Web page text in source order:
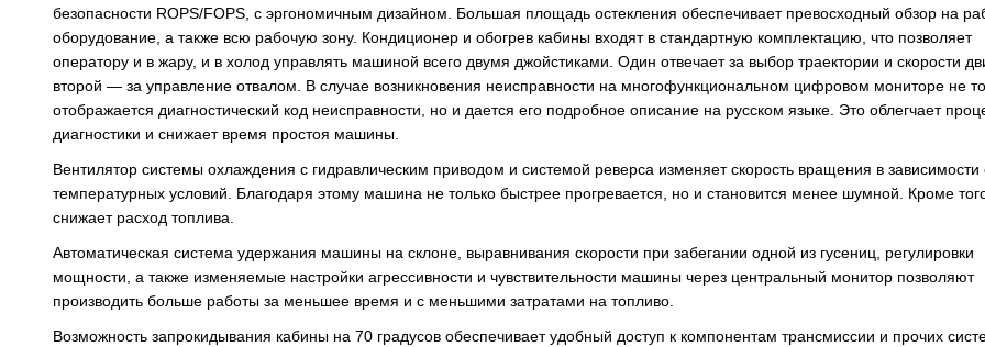
безопасности ROPS/FOPS, с эргономичным дизайном. Большая площадь остекления обеспечивает превосходный обзор на
оборудование, а также всю рабочую зону. Кондиционер и обогрев кабины входят в стандартную комплектацию, что позволяет
оператору и в жару, и в холод управлять машиной всего двумя джойстиками. Один отвечает за выбор траектории и скорости
второй — за управление отвалом. В случае возникновения неисправности на многофункциональном цифровом мониторе не
отображается диагностический код неисправности, но и дается его подробное описание на русском языке. Это облегчает
диагностики и снижает время простоя машины.
Вентилятор системы охлаждения с гидравлическим приводом и системой реверса изменяет скорость вращения в зависимости
температурных условий. Благодаря этому машина не только быстрее прогревается, но и становится менее шумной. Кроме
снижает расход топлива.
Автоматическая система удержания машины на склоне, выравнивания скорости при забегании одной из гусениц, регулировки
мощности, а также изменяемые настройки агрессивности и чувствительности машины через центральный монитор позволяют
производить больше работы за меньшее время и с меньшими затратами на топливо.
Возможность запрокидывания кабины на 70 градусов обеспечивает удобный доступ к компонентам трансмиссии и прочих